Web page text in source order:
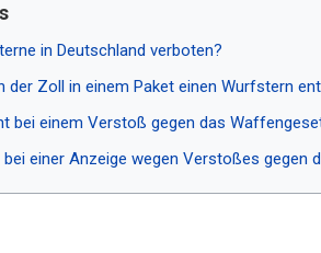
in Deutschland verboten?
der Zoll in einem Paket einen Wurfstern
bei einem Verstoß gegen das
einer Anzeige wegen Verstoßes gegen